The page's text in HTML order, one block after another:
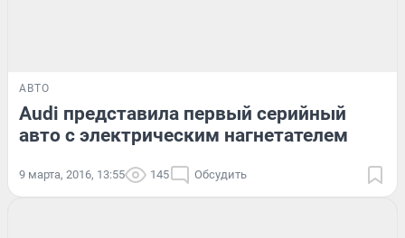
АВТО
Audi представила первый серийный
авто с электрическим нагнетателем
9 марта, 2016, 13:55 145 Обсудить